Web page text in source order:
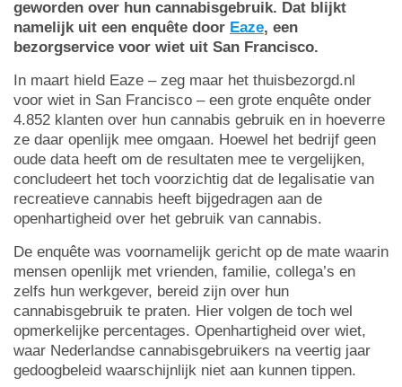
geworden over hun cannabisgebruik. Dat blijkt
namelijk uit een enquête door Eaze, een
bezorgservice voor wiet uit San Francisco.
In maart hield Eaze – zeg maar het thuisbezorgd.nl
voor wiet in San Francisco – een grote enquête onder
4.852 klanten over hun cannabis gebruik en in hoeverre
ze daar openlijk mee omgaan. Hoewel het bedrijf geen
oude data heeft om de resultaten mee te vergelijken,
concludeert het toch voorzichtig dat de legalisatie van
recreatieve cannabis heeft bijgedragen aan de
openhartigheid over het gebruik van cannabis.
De enquête was voornamelijk gericht op de mate waarin
mensen openlijk met vrienden, familie, collega’s en
zelfs hun werkgever, bereid zijn over hun
cannabisgebruik te praten. Hier volgen de toch wel
opmerkelijke percentages. Openhartigheid over wiet,
waar Nederlandse cannabisgebruikers na veertig jaar
gedoogbeleid waarschijnlijk niet aan kunnen tippen.